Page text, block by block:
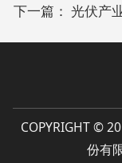
下一篇：光伏产
COPYRIGHT ©
份有